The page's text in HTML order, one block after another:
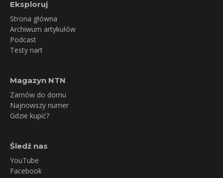
Eksploruj
Strona główna
Archiwum artykułów
Podcast
Testy nart
Magazyn NTN
Zamów do domu
Najnowszy numer
Gdzie kupić?
Śledź nas
YouTube
Facebook